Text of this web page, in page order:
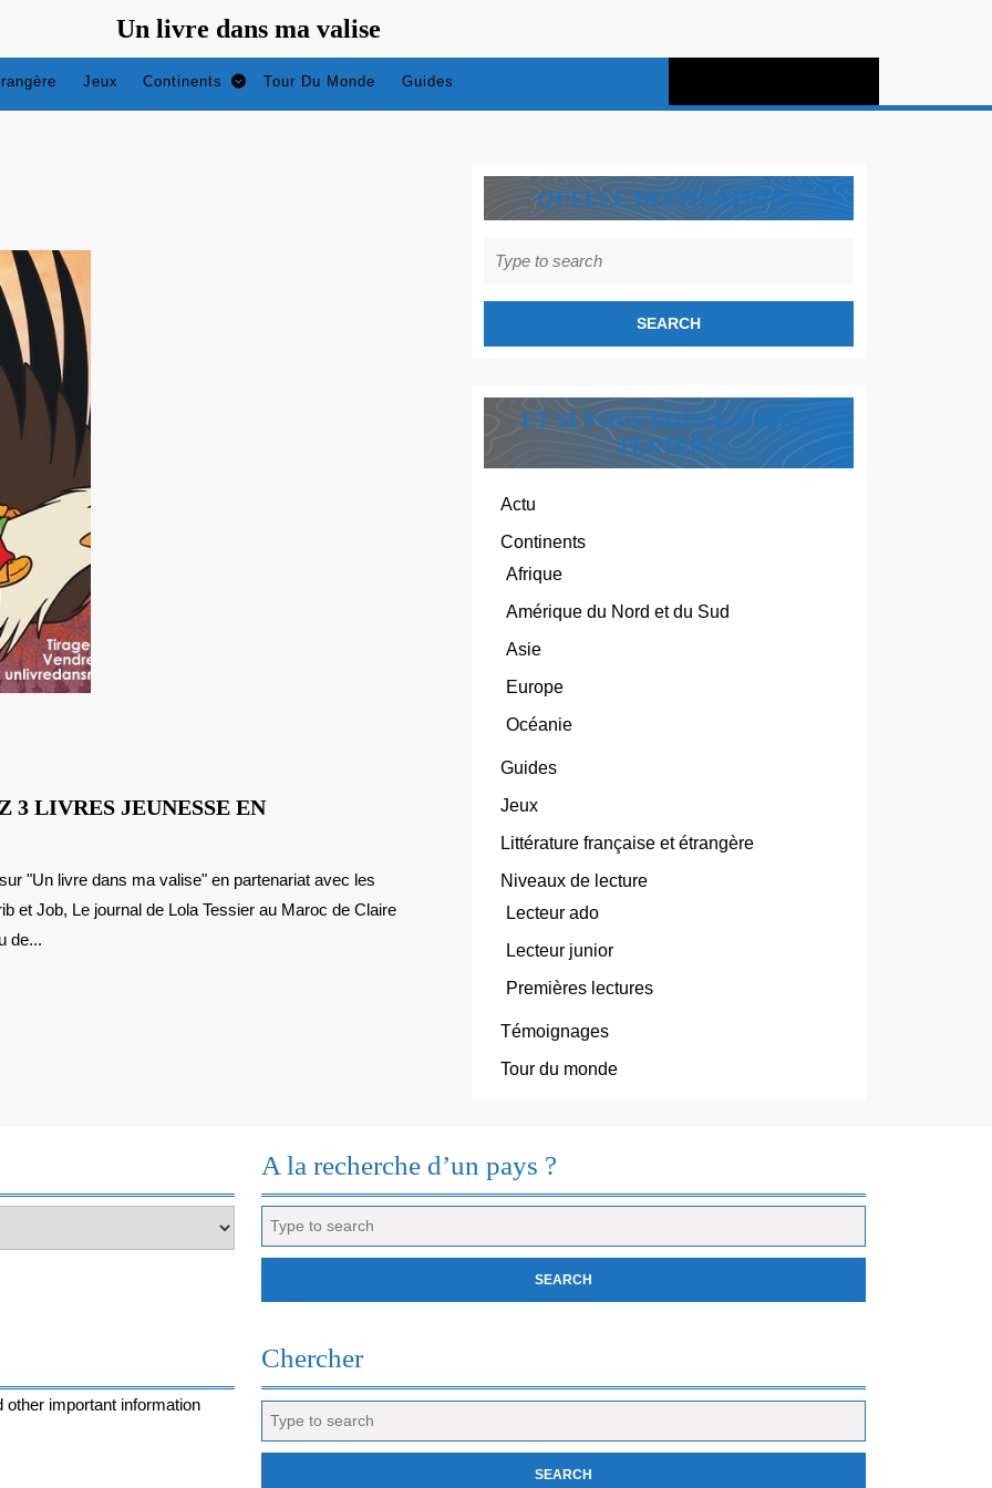
Un livre dans ma valise
Jeux Continents Tour Du Monde Guides
3 LIVRES JEUNESSE EN
et Job, Le journal de Lola Tessier au Maroc de Claire
de...
QUELLE DESTINATION ?
for:
ET SI VOUS VOUS LAISSIEZ
TENTER ?
Actu
Continents
Afrique
Amérique du Nord et du Sud
Asie
Europe
Océanie
Guides
Jeux
Littérature française et étrangère
Niveaux de lecture
Lecteur ado
Lecteur junior
Premières lectures
Témoignages
Tour du monde
A la recherche d’un pays ?
for:
important information
Chercher
for: